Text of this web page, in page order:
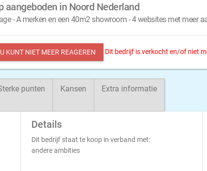
aangeboden in Noord Nederland
- A merken en een 40m2 showroom - 4 websites met meer
KUNT NIET MEER REAGEREN Dit bedrijf is verkocht en/of niet
punten Kansen Extra informatie
Details
Dit bedrijf staat te koop in verband met:
andere ambities